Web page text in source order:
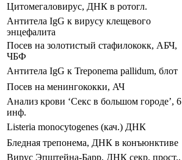
Цитомегаловирус, ДНК в ротогл.
Антитела IgG к вирусу клещевого
энцефалита
Посев на золотистый стафилококк, АБЧ,
ЧБФ
Антитела IgG к Treponema pallidum, блот
Посев на менингококки, АЧ
Анализ крови ‘Секс в большом городе’, 6
инф.
Listeria monocytogenes (кач.) ДНК
Бледная трепонема, ДНК в конъюнктиве
Вирус Эпштейна-Барр, ДНК секр. прост.,